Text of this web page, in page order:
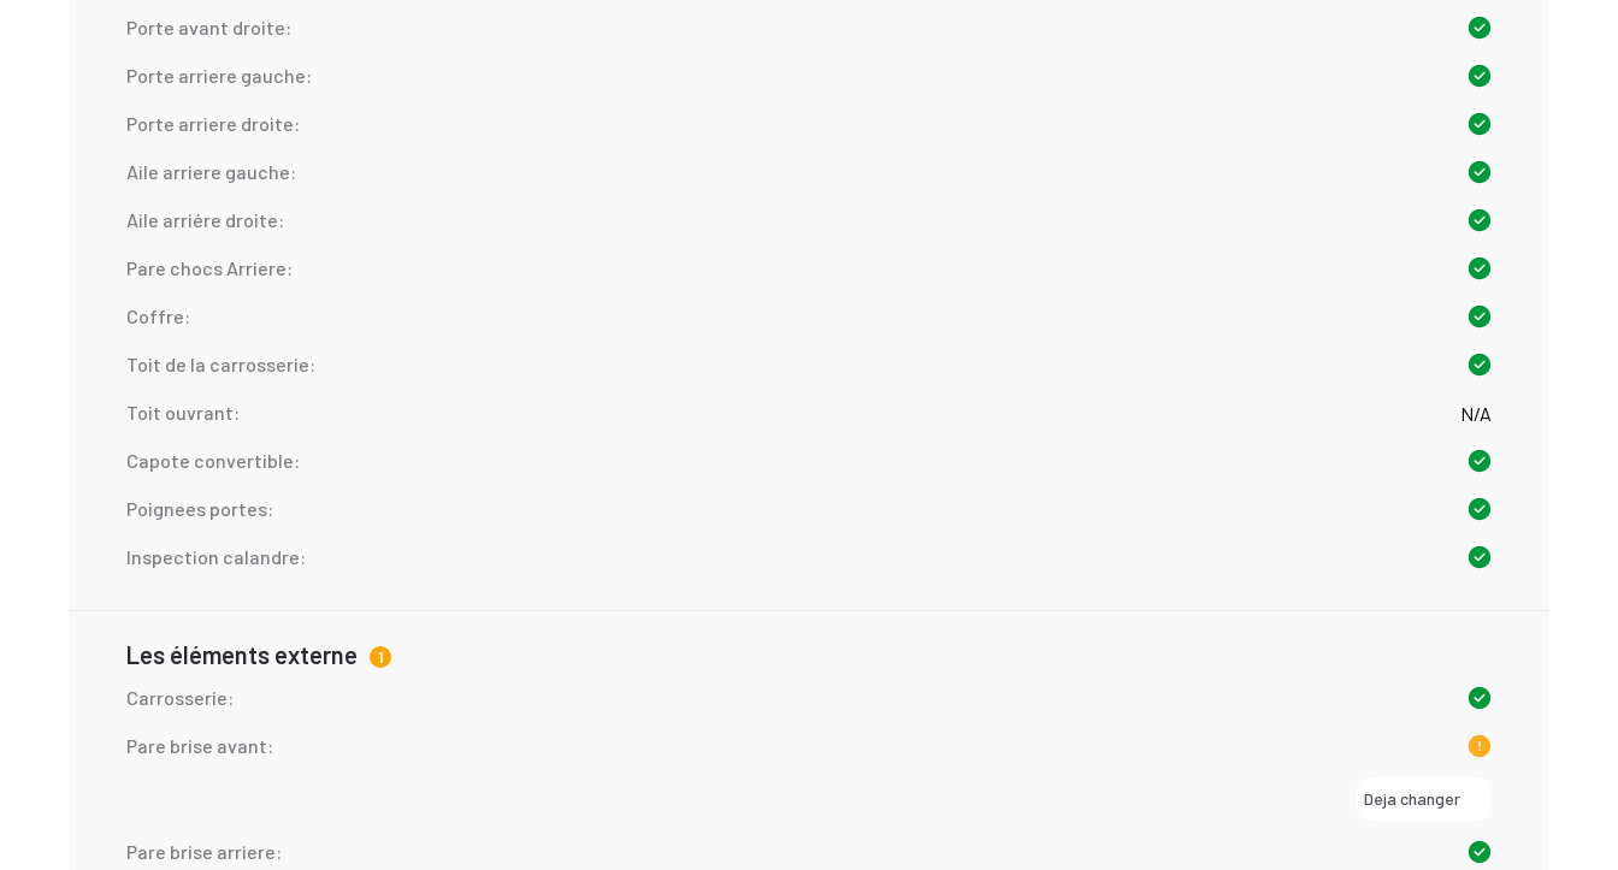
Porte avant droite:
Porte arriere gauche:
Porte arriere droite:
Aile arriere gauche:
Aile arriére droite:
Pare chocs Arriere:
Coffre:
Toit de la carrosserie:
Toit ouvrant: N/A
Capote convertible:
Poignees portes:
Inspection calandre:
Les éléments externe 1
Carrosserie:
Pare brise avant:
Deja changer
Pare brise arriere: